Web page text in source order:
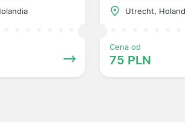
Utrecht,
Cena od
75 PLN